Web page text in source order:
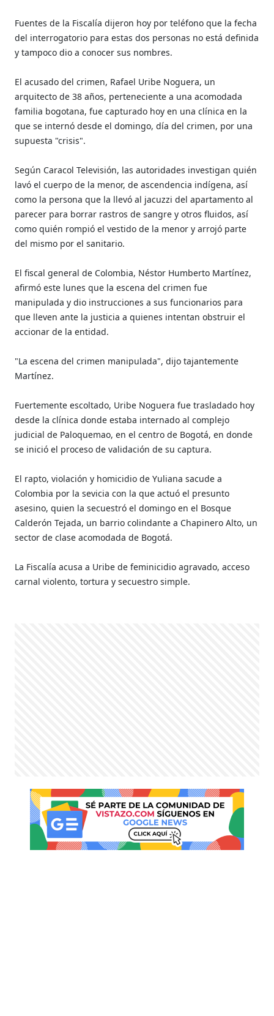
Fuentes de la Fiscalía dijeron hoy por teléfono que la fecha
del interrogatorio para estas dos personas no está definida
y tampoco dio a conocer sus nombres.
El acusado del crimen, Rafael Uribe Noguera, un
arquitecto de 38 años, perteneciente a una acomodada
familia bogotana, fue capturado hoy en una clínica en la
que se internó desde el domingo, día del crimen, por una
supuesta "crisis".
Según Caracol Televisión, las autoridades investigan quién
lavó el cuerpo de la menor, de ascendencia indígena, así
como la persona que la llevó al jacuzzi del apartamento al
parecer para borrar rastros de sangre y otros fluidos, así
como quién rompió el vestido de la menor y arrojó parte
del mismo por el sanitario.
El fiscal general de Colombia, Néstor Humberto Martínez,
afirmó este lunes que la escena del crimen fue
manipulada y dio instrucciones a sus funcionarios para
que lleven ante la justicia a quienes intentan obstruir el
accionar de la entidad.
"La escena del crimen manipulada", dijo tajantemente
Martínez.
Fuertemente escoltado, Uribe Noguera fue trasladado hoy
desde la clínica donde estaba internado al complejo
judicial de Paloquemao, en el centro de Bogotá, en donde
se inició el proceso de validación de su captura.
El rapto, violación y homicidio de Yuliana sacude a
Colombia por la sevicia con la que actuó el presunto
asesino, quien la secuestró el domingo en el Bosque
Calderón Tejada, un barrio colindante a Chapinero Alto, un
sector de clase acomodada de Bogotá.
La Fiscalía acusa a Uribe de feminicidio agravado, acceso
carnal violento, tortura y secuestro simple.